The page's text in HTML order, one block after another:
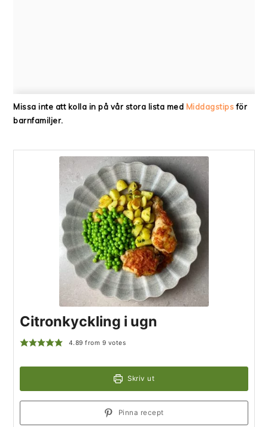
Missa inte att kolla in på vår stora lista med Middagstipsför
barnfamiljer.
Citronkyckling i ugn
4.89 from 9 votes
Skriv ut
Pinna recept